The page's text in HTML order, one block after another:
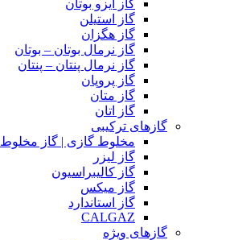
گاز ایزو بوتان
گاز استیلن
گاز هگزان
گاز نرمال بوتان – بوتان
گاز نرمال پنتان – پنتان
گاز پروپان
گاز متان
گاز اتان
گازهای ترکیبی
مخلوط گازی | گاز مخلوط
گاز لیزر
گاز کالیبراسیون
گاز میکس
گاز استاندارد
CALGAZ
گازهای ویژه